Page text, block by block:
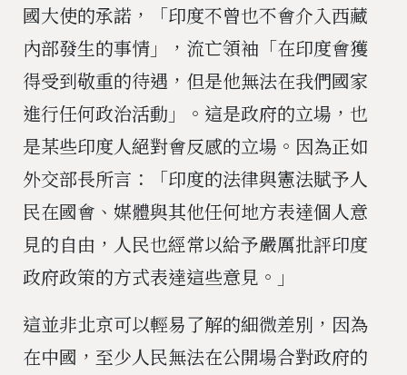
國大使的承諾，「印度不曾也不會介入西藏
內部發生的事情」，流亡領袖「在印度會獲
得受到敬重的待遇，但是他無法在我們國家
進行任何政治活動」。這是政府的立場，也
是某些印度人絕對會反感的立場。因為正如
外交部長所言：「印度的法律與憲法賦予人
民在國會、媒體與其他任何地方表達個人意
見的自由，人民也經常以給予嚴厲批評印度
政府政策的方式表達這些意見。」
這並非北京可以輕易了解的細微差別，因為
在中國，至少人民無法在公開場合對政府的